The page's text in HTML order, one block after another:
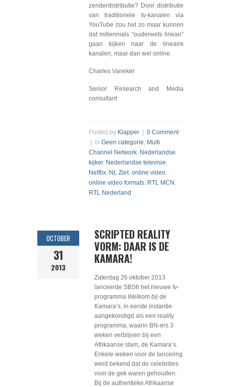
zenderdistributie? Door distributie
van traditionele tv-kanalen via
YouTube zou het zo maar kunnen
dat millennials “ouderwets lineair”
gaan kijken naar de lineaire
kanalen, maar dan wel online.
Charles Vaneker
Senior Research and Media
consultant
Posted by Klapper
0 Comment
| in Geen categorie, Multi
Channel Network, Nederlandse
kijker, Nederlandse televisie,
Netflix, NL Ziet, online video,
online video formats, RTL MCN ,
RTL Nederland
OCTOBER
31
2013
SCRIPTED REALITY
VORM: DAAR IS DE
KAMARA!
Zaterdag 26 oktober 2013
lanceerde SBS6 het nieuwe tv-
programma Welkom bij de
Kamara’s, in eerste instantie
aangekondigd als een reality
programma, waarin BN-ers 3
weken verblijven bij een
Afrikaanse stam, de Kamara’s.
Enkele weken voor de lancering
werd bekend dat de celebrities
voor de gek waren gehouden.
Bij de authentieke Afrikaanse